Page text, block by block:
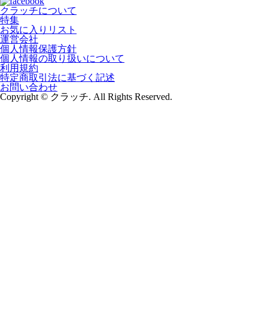
クラッチについて
特集
お気に入りリスト
運営会社
個人情報保護方針
個人情報の取り扱いについて
利用規約
特定商取引法に基づく記述
お問い合わせ
Copyright © クラッチ. All Rights Reserved.